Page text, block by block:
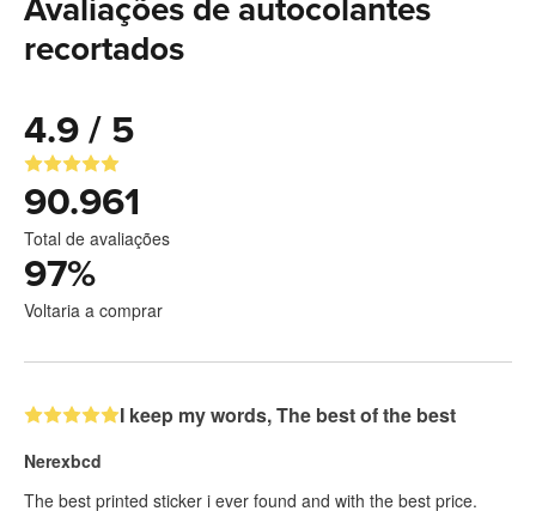
Avaliações de autocolantes
recortados
4.9 / 5
90.961
Total de avaliações
97%
Voltaria a comprar
I keep my words, The best of the best
Nerexbcd
The best printed sticker i ever found and with the best price.